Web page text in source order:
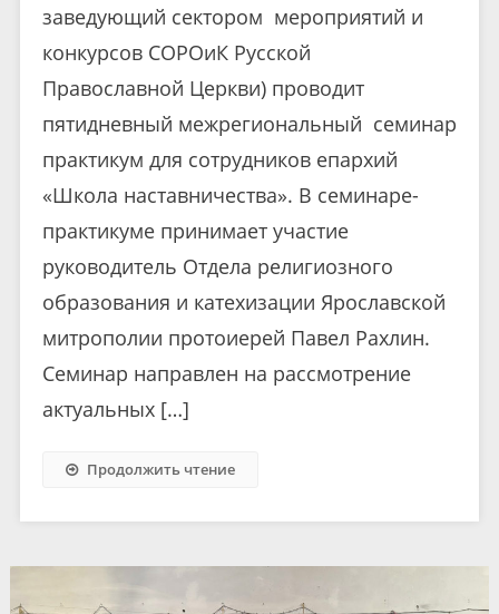
заведующий сектором мероприятий и
конкурсов СОРОиК Русской
Православной Церкви) проводит
пятидневный межрегиональный семинар
практикум для сотрудников епархий
«Школа наставничества». В семинаре-
практикуме принимает участие
руководитель Отдела религиозного
образования и катехизации Ярославской
митрополии протоиерей Павел Рахлин.
Семинар направлен на рассмотрение
актуальных […]
Продолжить чтение